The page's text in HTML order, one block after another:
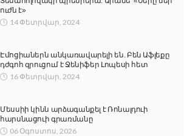
ուժն է»
14 Փետրվար, 2024
Էմոցիաներն անկառավարելի են. Բեն Աֆլեքը
դժգոհ զրուցում է Ջենիֆեր Լոպեսի հետ
16 Փետրվար, 2024
Մեսսիի կինն արձագանքել է Ռոնալդուի
հարսնացուի գրառմանը
06 Օգոստոս, 2026